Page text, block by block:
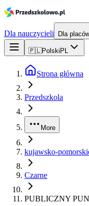
Dla nauczycieli Dla
🇵🇱Polski PL
Strona główna
Przedszkola
More
kujawsko-
Czarne
PUBLICZNY